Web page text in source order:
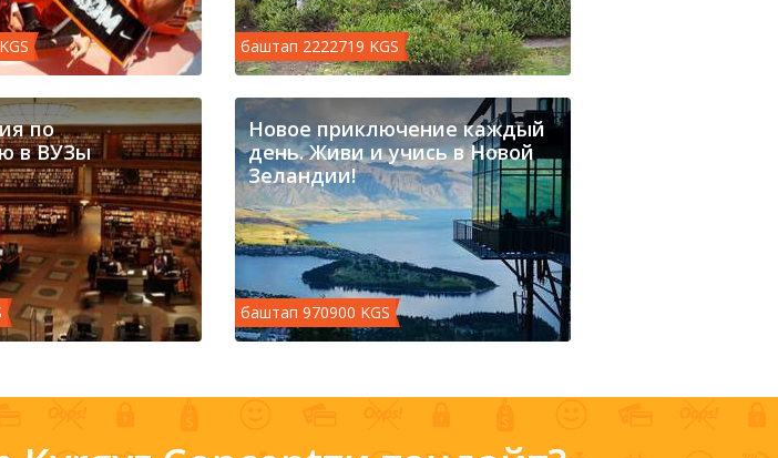
баштап 2222719 KGS
по
в ВУЗы
Новое приключение каждый
день. Живи и учись в Новой
Зеландии!
баштап 970900 KGS